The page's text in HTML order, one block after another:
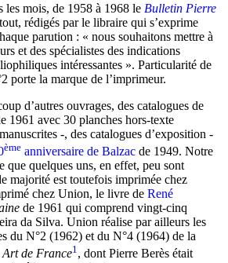
mois, de 1958 à 1968 le Bulletin Pierre
rédigés par le libraire qui s’exprime
parution : « nous souhaitons mettre à
et des spécialistes des indications
intéressantes ». Particularité de
porte la marque de l’imprimeur.
d’autres ouvrages, des catalogues de
1961 avec 30 planches hors-texte
-, des catalogues d’exposition -
ème anniversaire de Balzac de 1949. Notre
que quelques uns, en effet, peu sont
majorité est toutefois imprimée chez
chez Union, le livre de René
de 1961 qui comprend vingt-cinq
da Silva. Union réalise par ailleurs les
du N°2 (1962) et du N°4 (1964) de la
Art de France1 , dont Pierre Berès était